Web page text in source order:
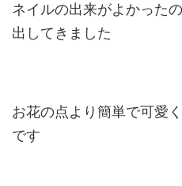
ネイルの出来がよかった
出してきました
お花の点より簡単で可愛
です